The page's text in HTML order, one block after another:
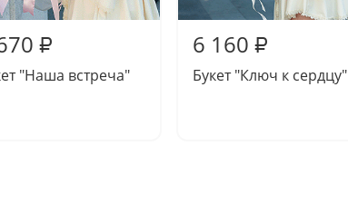
₽
"Наша встреча"
6 160 ₽
Букет "Ключ к сердцу"